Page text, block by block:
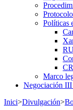
Políticas
Marco
Negociación
Inici>Divulgación>